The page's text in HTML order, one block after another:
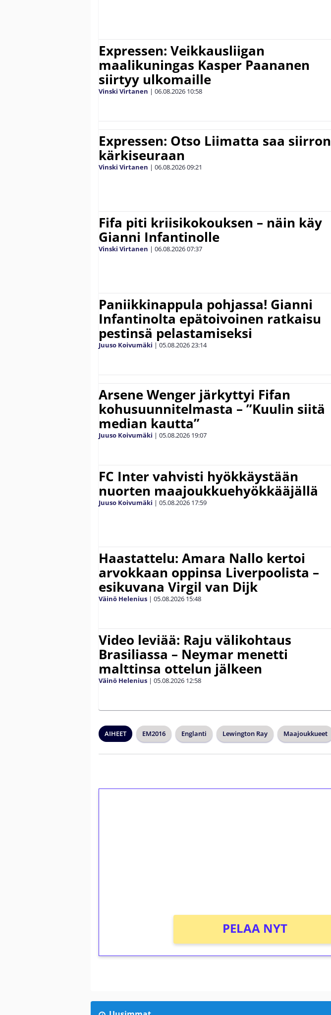
Expressen: Veikkausliigan
maalikuningas Kasper Paananen
siirtyy ulkomaille
Vinski Virtanen | 06.08.2026 10:58
Expressen: Otso Liimatta saa siirron
kärkiseuraan
Vinski Virtanen | 06.08.202609:21
Fifa piti kriisikokouksen – näin käy
Gianni Infantinolle
Vinski Virtanen | 06.08.202607:37
Paniikkinappula pohjassa! Gianni
Infantinolta epätoivoinen ratkaisu
pestinsä pelastamiseksi
Juuso Koivumäki | 05.08.202623:14
Arsene Wenger järkyttyi Fifan
kohusuunnitelmasta – ”Kuulin siitä
median kautta”
Juuso Koivumäki | 05.08.2026 19:07
FC Inter vahvisti hyökkäystään
nuorten maajoukkuehyökkääjällä
Juuso Koivumäki | 05.08.2026 17:59
Haastattelu: Amara Nallo kertoi
arvokkaan oppinsa Liverpoolista –
esikuvana Virgil van Dijk
Väinö Helenius | 05.08.2026 15:48
Video leviää: Raju välikohtaus
Brasiliassa – Neymar menetti
malttinsa ottelun jälkeen
Väinö Helenius | 05.08.2026 12:58
AIHEET EM2016 Englanti Lewington Ray Maajoukkueet
PELAA NYT